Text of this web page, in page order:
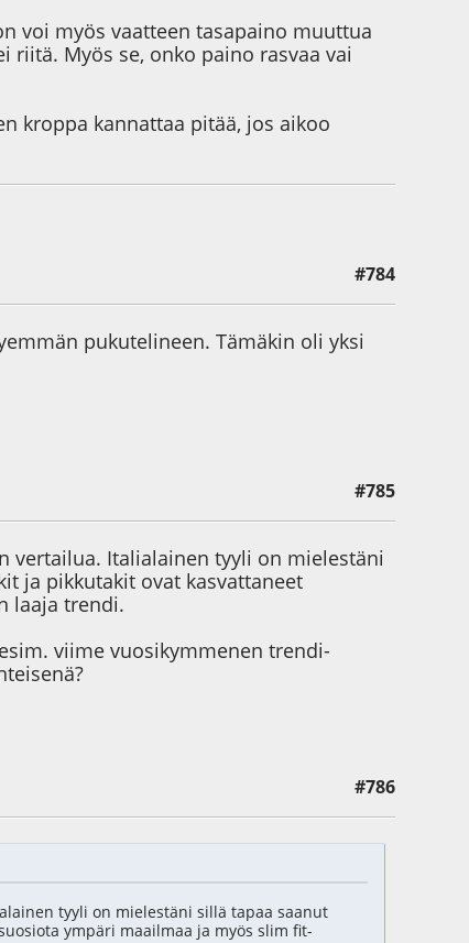
voi myös vaatteen tasapaino muuttua
Myös se, onko paino rasvaa vai
kroppa kannattaa pitää, jos aikoo
#784
pukutelineen. Tämäkin oli yksi
#785
vertailua. Italialainen tyyli on mielestäni
ja pikkutakit ovat kasvattaneet
laaja trendi.
viime vuosikymmenen trendi-
#786
tyyli on mielestäni sillä tapaa saanut
ympäri maailmaa ja myös slim fit-